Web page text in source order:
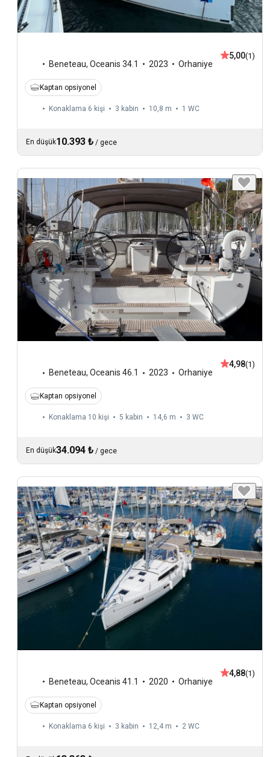
Beneteau, Oceanis 34.1 2023 Orhaniye
5,00(1)
Kaptan opsiyonel
Konaklama 6 kişi 3 kabin 10,8 m 1 WC
En düşük10.393 ₺ / gece
Beneteau, Oceanis 46.1 2023 Orhaniye
4,98(1)
Kaptan opsiyonel
Konaklama 10 kişi 5 kabin 14,6 m 3 WC
En düşük34.094 ₺ / gece
Beneteau, Oceanis 41.1 2020 Orhaniye
4,88(1)
Kaptan opsiyonel
Konaklama 6 kişi 3 kabin 12,4 m 2 WC